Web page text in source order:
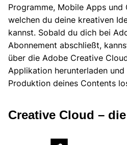
Programme, Mobile Apps und
welchen du deine kreativen
kannst. Sobald du dich bei
Abonnement abschließt,
über die Adobe Creative
Applikation herunterladen
Produktion deines Contents
Creative Cloud –